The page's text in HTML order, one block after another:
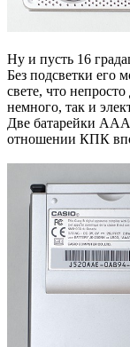
Ну и пусть 16
Без подсветки его
свете, что
немного, так и
Две батарейки
отношении КПК